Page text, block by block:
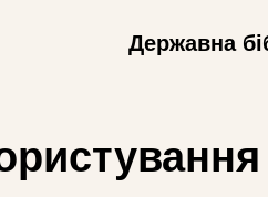
Державна